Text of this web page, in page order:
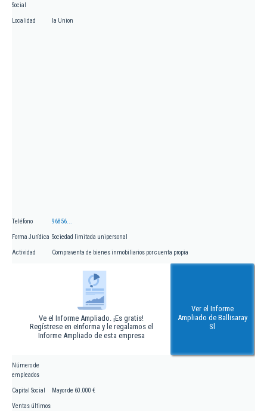
Social
Localidad la Union
Teléfono 96856...
Forma Jurídica Sociedad limitada unipersonal
Actividad Compraventa de bienes inmobiliarios por cuenta propia
Ve el Informe Ampliado. ¡Es gratis!
Regístrese en eInforma y le regalamos el
Informe Ampliado de esta empresa
Ver el Informe
Ampliado de Ballisaray
Sl
Número de
empleados
Capital Social Mayor de 60.000 €
Ventas últimos